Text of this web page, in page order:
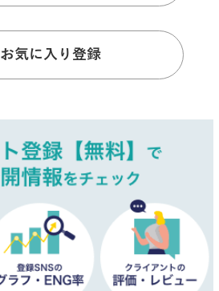
お気に入り登録